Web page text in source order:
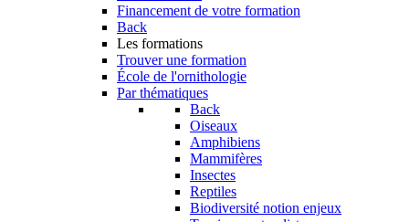
Financement de votre formation
Back
Les formations
Trouver une formation
École de l'ornithologie
Par thématiques
Back
Oiseaux
Amphibiens
Mammifères
Insectes
Reptiles
Biodiversité notion enjeux